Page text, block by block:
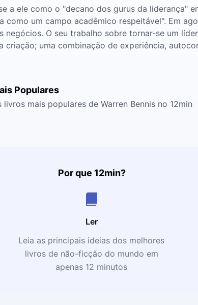
a ele como o "decano dos gurus da liderança"
um campo acadêmico respeitável". Em
O seu trabalho sobre tornar-se um
uma combinação de experiência,
Populares
livros mais populares de Warren Bennis no 12min
Por que 12min?
Ler
Leia as principais ideias dos melhores
livros de não-ficção do mundo em
apenas 12 minutos